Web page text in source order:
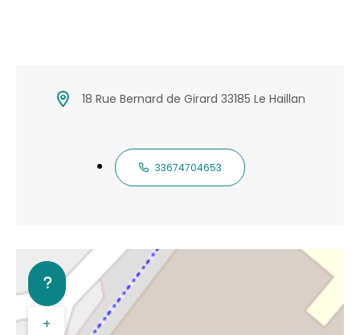
18 Rue Bernard de Girard 33185 Le Haillan
33674704653
+